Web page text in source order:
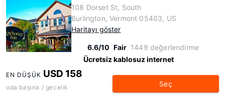
108 Dorset St, South
Burlington, Vermont 05403, US
Haritayı göster
6.6/10 Fair 1449 değerlendirme
Ücretsiz kablosuz internet
EN DÜŞÜK USD 158
oda başına / gecelik Seç